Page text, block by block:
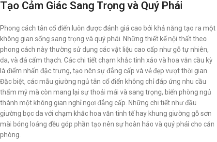
Tạo Cảm Giác Sang Trọng và Quý Phái
Phong cách tân cổ điển luôn được đánh giá cao bởi khả năng tạo ra một
không gian sống sang trọng và quý phái. Những thiết kế nội thất theo
phong cách này thường sử dụng các vật liệu cao cấp như gỗ tự nhiên,
da, và đá cẩm thạch. Các chi tiết chạm khắc tinh xảo và hoa văn cầu kỳ
là điểm nhấn đặc trưng, tạo nên sự đẳng cấp và vẻ đẹp vượt thời gian.
Đặc biệt, các mẫu giường ngủ tân cổ điển không chỉ đáp ứng nhu cầu
thẩm mỹ mà còn mang lại sự thoải mái và sang trọng, biến phòng ngủ
thành một không gian nghỉ ngơi đẳng cấp. Những chi tiết như đầu
giường bọc da với chạm khắc hoa văn tinh tế hay khung giường gỗ sơn
mài bóng loáng đều góp phần tạo nên sự hoàn hảo và quý phái cho căn
phòng.